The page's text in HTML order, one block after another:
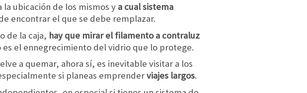
ubicación de los mismos y a cual sistema
encontrar el que se debe remplazar.
de la caja, hay que mirar el filamento a contraluz
el ennegrecimiento del vidrio que lo protege.
a quemar, ahora sí, es inevitable visitar a los
si planeas emprenderviajes largos.